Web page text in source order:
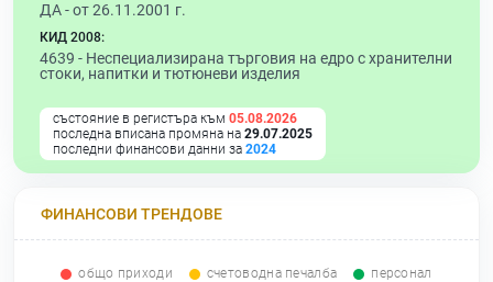
ДА - от 26.11.2001 г.
КИД 2008:
4639 - Неспециализирана търговия на едро с хранителни
стоки, напитки и тютюневи изделия
състояние в регистъра към 05.08.2026
последна вписана промяна на 29.07.2025
последни финансови данни за 2024
ФИНАНСОВИ ТРЕНДОВЕ
общо приходи счетоводна печалба персонал